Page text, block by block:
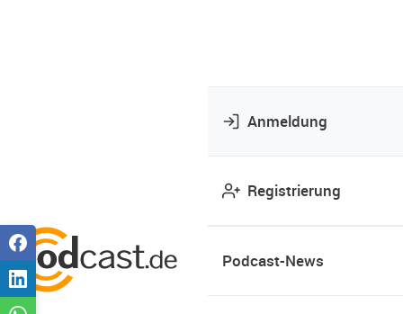
Anmeldung
Registrierung
Podcast-News